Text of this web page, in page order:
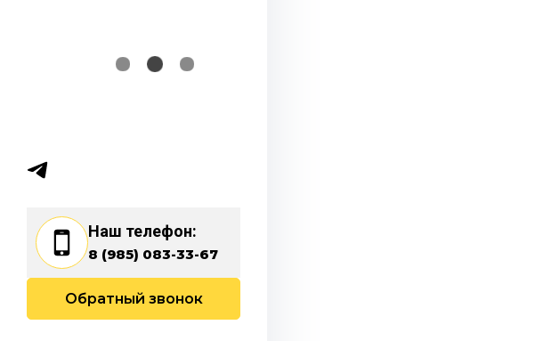
Наш телефон:
8 (985) 083-33-67
Обратный звонок